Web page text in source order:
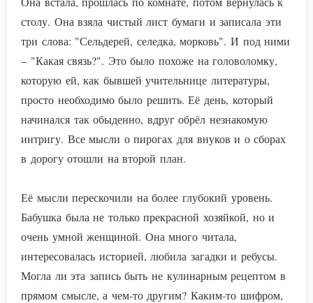
столу. Она взяла чистый лист бумаги и записала эти
три слова: "Сельдерей, селедка, морковь". И под ними
– "Какая связь?". Это было похоже на головоломку,
которую ей, как бывшей учительнице литературы,
просто необходимо было решить. Её день, который
начинался так обыденно, вдруг обрёл незнакомую
интригу. Все мысли о пирогах для внуков и о сборах
в дорогу отошли на второй план.
Её мысли перескочили на более глубокий уровень.
Бабушка была не только прекрасной хозяйкой, но и
очень умной женщиной. Она много читала,
интересовалась историей, любила загадки и ребусы.
Могла ли эта запись быть не кулинарным рецептом в
прямом смысле, а чем-то другим? Каким-то шифром,